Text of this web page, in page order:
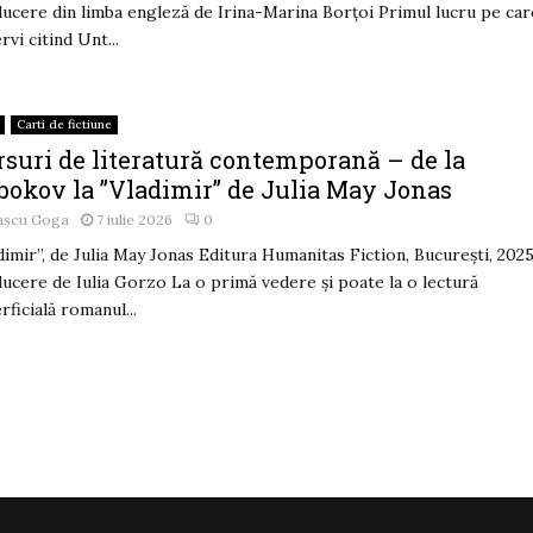
din limba engleză de Irina-Marina Borțoi Primul lucru pe
citind Unt...
Carti de fictiune
de literatură contemporană – de la
la ”Vladimir” de Julia May Jonas
Goga 7 iulie 2026 0
de Julia May Jonas Editura Humanitas Fiction, București,
de Iulia Gorzo La o primă vedere și poate la o lectură
romanul...